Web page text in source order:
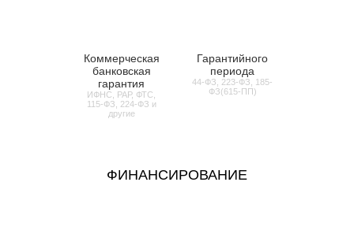
Коммерческая
банковская
гарантия
ИФНС, РАР, ФТС,
115-ФЗ, 224-ФЗ и
другие
Гарантийного
периода
44-ФЗ, 223-ФЗ, 185-
ФЗ(615-ПП)
ФИНАНСИРОВАНИЕ